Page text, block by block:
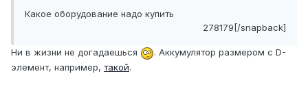
Какое оборудование надо купить
278179[/snapback]
Ни в жизни не догадаешься
. Аккумулятор размером с D-
элемент, например, такой.